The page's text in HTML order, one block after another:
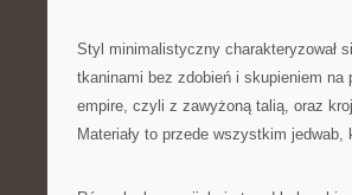
Styl minimalistyczny charakteryzował
tkaninami bez zdobień i skupieniem
empire, czyli z zawyżoną talią, oraz
Materiały to przede wszystkim